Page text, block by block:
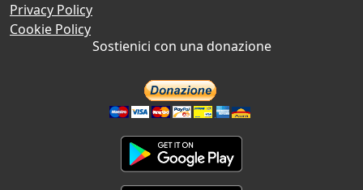
Privacy Policy
Cookie Policy
Sostienici con una donazione